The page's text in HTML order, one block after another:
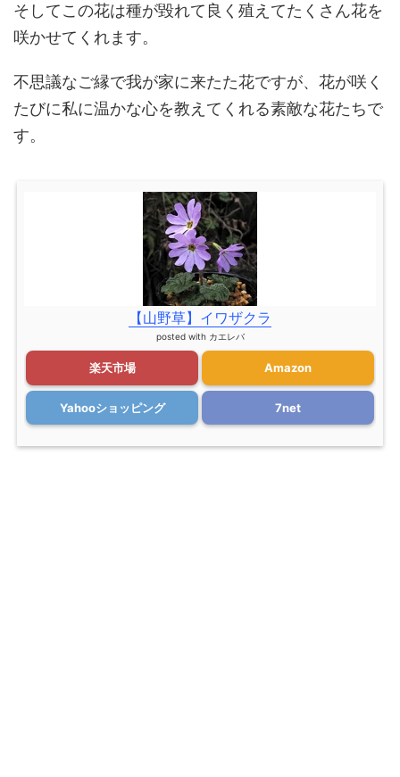
そしてこの花は種が毀れて良く殖えてたくさん花を
咲かせてくれます。
不思議なご縁で我が家に来たた花ですが、花が咲く
たびに私に温かな心を教えてくれる素敵な花たちで
す。
【山野草】イワザクラ
posted with カエレバ
楽天市場 Amazon
Yahooショッピング 7net